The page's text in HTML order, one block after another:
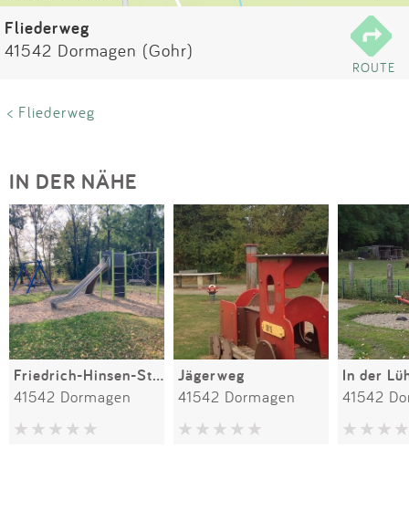
Fliederweg
41542 Dormagen (Gohr)
ROUTE
< Fliederweg
IN DER NÄHE
Friedrich-Hinsen-Straße
41542 Dormagen
Jägerweg
41542 Dormagen
In der
41542